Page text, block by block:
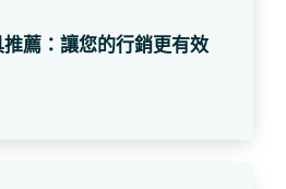
薦：讓您的行銷更有效